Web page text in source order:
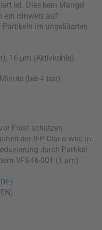
ist. Dies kein Mangel
ein Hinweis auf
im ungeﬁlterten
16 µm (Aktivkohle)
(bei 4 bar)
Frost schützen
der IFP Clario wird in
durch Partikel
VFS46-001 (1 µm)